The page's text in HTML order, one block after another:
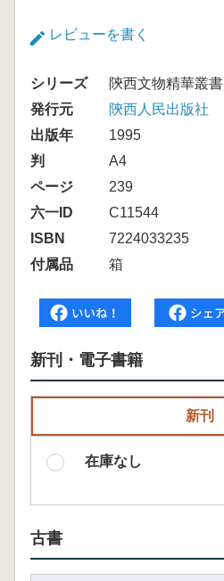
レビューを書く
シリーズ
陝西文物精華叢書
発行元
陝西人民出版社
出版年
1995
判
A4
ページ
239
六一ID
C11544
ISBN
7224033235
付属品
箱
新刊・電子書籍
新刊
在庫なし
古書